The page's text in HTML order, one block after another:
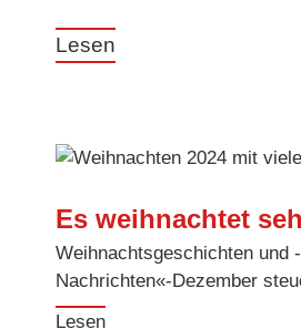
Lesen
Es weihnachtet
Weihnachtsgeschichten und
Nachrichten«-Dezember
Lesen